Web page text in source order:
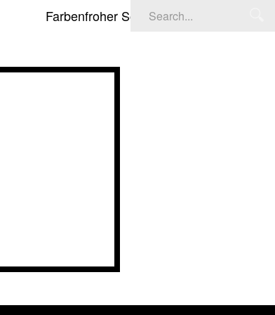
Farbenfroher Soundtrack: Deadpool &